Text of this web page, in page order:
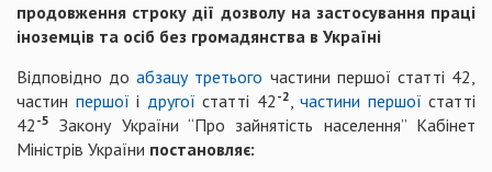
продовження строку дії дозволу на застосування праці
іноземців та осіб без громадянства в Україні
Відповідно доабзацу третього частини першої статті 42,
частин першої і другої статті 42 -2, частини першої статті
42 -5
Закону України “Про зайнятість населення” Кабінет
Міністрів України постановляє: